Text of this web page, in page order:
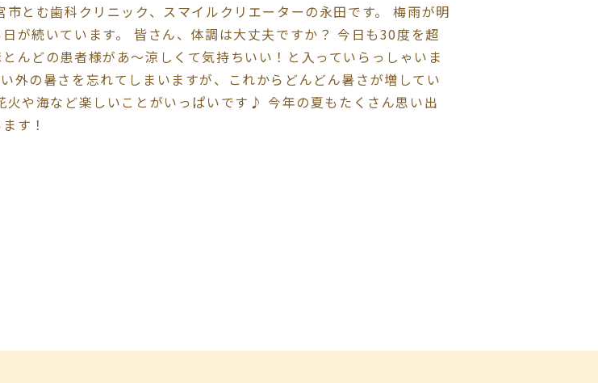
とむ歯科クリニック、スマイルクリエーターの永田です。 梅雨が明
が続いています。 皆さん、体調は大丈夫ですか？ 今日も30度を超
んどの患者様があ～涼しくて気持ちいい！と入っていらっしゃいま
外の暑さを忘れてしまいますが、これからどんどん暑さが増してい
火や海など楽しいことがいっぱいです♪ 今年の夏もたくさん思い出
す！